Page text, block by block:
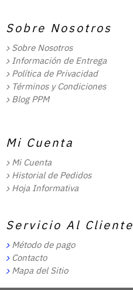
Sobre Nosotros
Sobre Nosotros
Información de Entrega
Política de Privacidad
Términos y Condiciones
Blog PPM
Mi Cuenta
Mi Cuenta
Historial de Pedidos
Hoja Informativa
Servicio Al Cliente
Método de pago
Contacto
Mapa del Sitio